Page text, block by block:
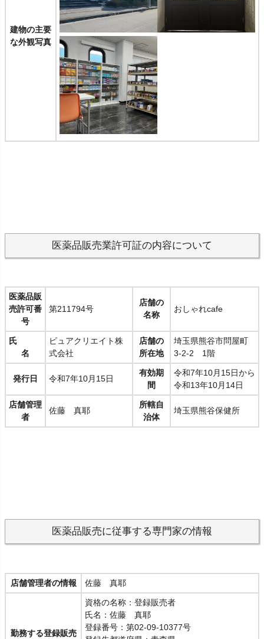
建物の主要
な外観写真
医薬品販売業許可証の内容について
医薬品販
売許可番
号
第211794号
店舗の
名称
おしゃれcafe
氏
名
ピュアクリエイト株
式会社
店舗の
所在地
埼玉県熊谷市問屋町
3-2-2 1階
発行日 令和7年10月15日
有効期
間
令和7年10月15日から
令和13年10月14日
店舗管理
者
佐藤 真耶
所轄自
治体
埼玉県熊谷保健所
医薬品販売に従事する専門家の情報
店舗管理者の情報 佐藤 真耶
勤務する登録販売
資格の名称：登録販売者
氏名：佐藤 真耶
登録番号：第02-09-10377号